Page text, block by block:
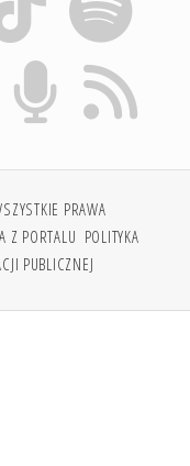
PRAWA
Z PORTALU POLITYKA
PUBLICZNEJ